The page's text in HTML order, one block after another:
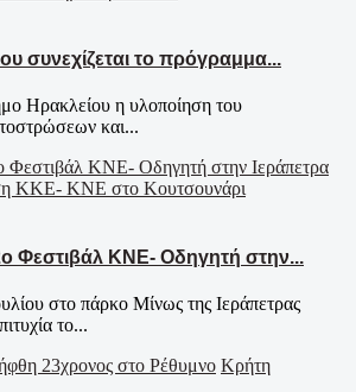
συνεχίζεται το πρόγραμμα...
Ηρακλείου η υλοποίηση του
και...
Φεστιβάλ ΚΝΕ- Οδηγητή στην...
στο πάρκο Μίνως της Ιεράπετρας
το...
Κρήτη